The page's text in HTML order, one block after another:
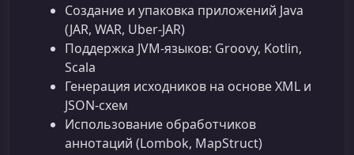
Создание и упаковка приложений Java
(JAR, WAR, Uber‑JAR)
Поддержка JVM‑языков: Groovy, Kotlin,
Scala
Генерация исходников на основе XML и
JSON‑схем
Использование обработчиков
аннотаций (Lombok, MapStruct)